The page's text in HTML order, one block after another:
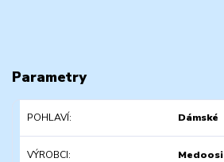
Parametry
POHLAVÍ Dámské
VÝROBCI Medoosi